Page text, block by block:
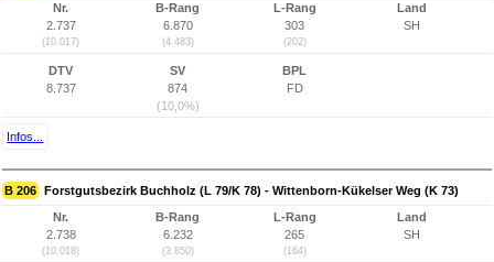
Nr.
2.737
(10.017)
B-Rang
6.870
(4.483)
L-Rang
303
(202)
Land
SH
DTV
8.737
SV
874
(10,0%)
BPL
FD
Infos...
B 206 Forstgutsbezirk Buchholz (L 79/K 78) - Wittenborn-Kükelser Weg (K 73)
Nr.
2.738
(10.018)
B-Rang
6.232
(3.850)
L-Rang
265
(164)
Land
SH